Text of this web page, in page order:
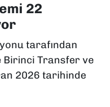
22
tarafından
Birinci Transfer ve
2026 tarihinde